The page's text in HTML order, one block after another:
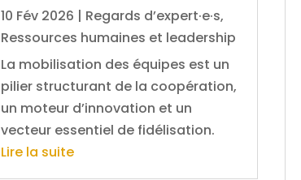
10 Fév 2026 | Regards d’expert·e·s,
Ressources humaines et leadership
La mobilisation des équipes est un
pilier structurant de la coopération,
un moteur d’innovation et un
vecteur essentiel de fidélisation.
Lire la suite